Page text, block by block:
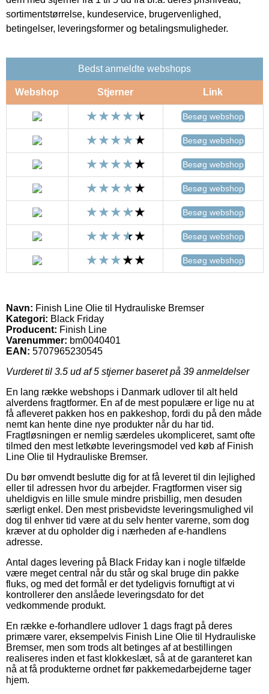
sortimentstørrelse, kundeservice, brugervenlighed,
betingelser, leveringsformer og betalingsmuligheder.
Bedst anmeldte webshops
Webshop Stjerner Link
Besøg webshop
Besøg webshop
Besøg webshop
Besøg webshop
Besøg webshop
Besøg webshop
Besøg webshop
Navn: Finish Line Olie til Hydrauliske Bremser
Kategori: Black Friday
Producent: Finish Line
Varenummer: bm0040401
EAN: 5707965230545
Vurderet til 3.5 ud af 5 stjerner baseret på 39 anmeldelser
En lang række webshops i Danmark udlover til alt held
alverdens fragtformer. En af de mest populære er lige nu at
få afleveret pakken hos en pakkeshop, fordi du på den måde
nemt kan hente dine nye produkter når du har tid.
Fragtløsningen er nemlig særdeles ukompliceret, samt ofte
tilmed den mest letkøbte leveringsmodel ved køb af Finish
Line Olie til Hydrauliske Bremser.
Du bør omvendt beslutte dig for at få leveret til din lejlighed
eller til adressen hvor du arbejder. Fragtformen viser sig
uheldigvis en lille smule mindre prisbillig, men desuden
særligt enkel. Den mest prisbevidste leveringsmulighed vil
dog til enhver tid være at du selv henter varerne, som dog
kræver at du opholder dig i nærheden af e-handlens
adresse.
Antal dages levering på Black Friday kan i nogle tilfælde
være meget central når du står og skal bruge din pakke
fluks, og med det formål er det tydeligvis fornuftigt at vi
kontrollerer den anslåede leveringsdato for det
vedkommende produkt.
En række e-forhandlere udlover 1 dags fragt på deres
primære varer, eksempelvis Finish Line Olie til Hydrauliske
Bremser, men som trods alt betinges af at bestillingen
realiseres inden et fast klokkeslæt, så at de garanteret kan
nå at få produkterne ordnet før pakkemedarbejderne tager
hjem.